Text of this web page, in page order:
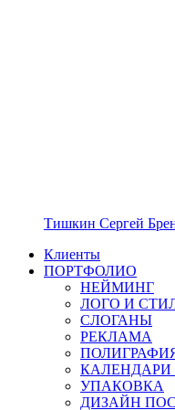
Тишкин Сергей
Клиенты
ПОРТФОЛИО
НЕЙМИНГ
ЛОГО И
СЛОГАНЫ
РЕКЛАМА
КАЛЕНДАРИ
УПАКОВКА
ДИЗАЙН